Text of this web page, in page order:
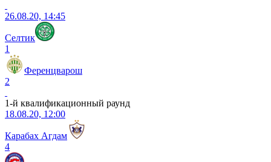
26.08.20, 14:45
Селтик
1
Ференцварош
2
1-й квалификационный раунд
18.08.20, 12:00
Карабах Агдам
4